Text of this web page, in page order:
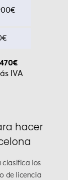
IVA
hacer
clasifica los
de licencia